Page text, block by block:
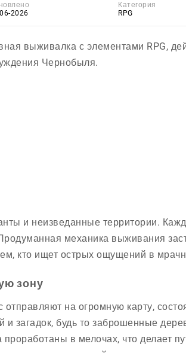
2026
Категория
RPG
выживалка с элементами RPG,
Чернобыля.
и неизведанные территории.
механика выживания
кто ищет острых ощущений в
зону
отправляют на огромную карту,
загадок, будь то заброшенные
в мелочах, что делает